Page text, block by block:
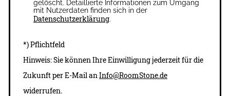
gelöscht. Detaillierte Informationen zum Umgang
mit Nutzerdaten finden sich in der
Datenschutzerklärung.
*) Pflichtfeld
Hinweis: Sie können Ihre Einwilligung jederzeit für die
Zukunft per E-Mail an Info@RoomStone.de
widerrufen.